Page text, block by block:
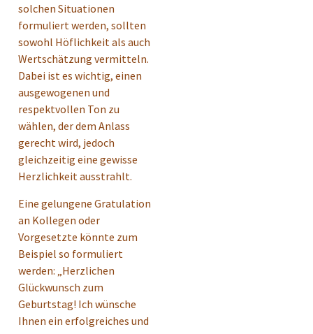
solchen Situationen
formuliert werden, sollten
sowohl Höflichkeit als auch
Wertschätzung vermitteln.
Dabei ist es wichtig, einen
ausgewogenen und
respektvollen Ton zu
wählen, der dem Anlass
gerecht wird, jedoch
gleichzeitig eine gewisse
Herzlichkeit ausstrahlt.
Eine gelungene Gratulation
an Kollegen oder
Vorgesetzte könnte zum
Beispiel so formuliert
werden: „Herzlichen
Glückwunsch zum
Geburtstag! Ich wünsche
Ihnen ein erfolgreiches und